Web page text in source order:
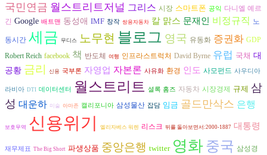
국민연금 월스트리트저널 그리스 시장 스마트폰 공익 다니엘 예르
긴 Google 배트맨 동성애 IMF 창작 쌍용자동차 칼 맑스 문재인 비정규직 노
동시간 세금 무디스 노무현 블로그 영국 유동화 증권화 GDP
Robert Reich facebook 책 반도체 여행 인프라스트럭처 David Byrne 유럽 국채 대
공황 금리 신용 국부론 자영업 자본론 사유화 환경 인도 사모펀드 사우디아
라비아 DTI 데이터센터 월스트리트 셜록 홈즈 자동차 시장경제 규제 삼
성 대운하 미술 아마존 캘리포니아 삼성물산 잡담 임금 골드만삭스 은행
보호무역 신용위기 엘리자베스 워렌 리스크 뒤를 돌아보면서:2000-1887 대통령
재무제표 The Big Short 파생상품 중앙은행 twitter 영화 중국 삼성경